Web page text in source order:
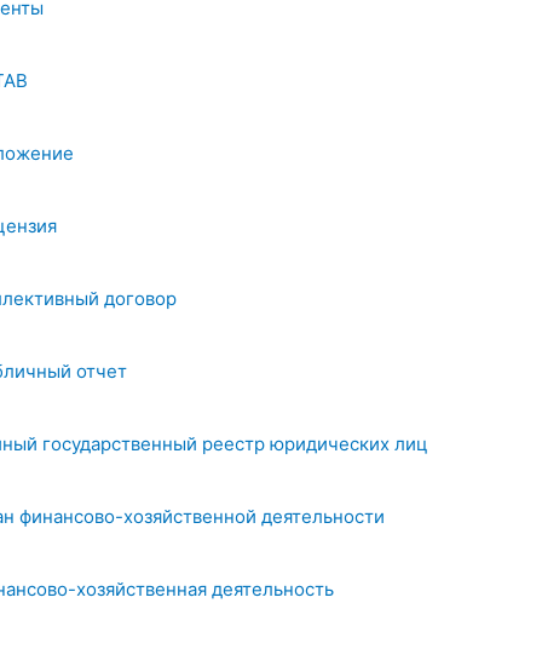
договор
отчет
государственный реестр юридических лиц
финансово-хозяйственной деятельности
хозяйственная деятельность